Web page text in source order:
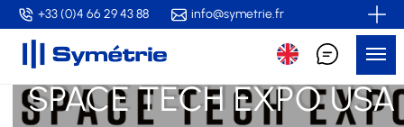
Skip
to
content
+33 (0)4 66 29 43 88 info@symetrie.fr
SPACE TECH EXPO USA